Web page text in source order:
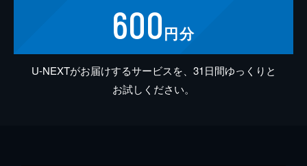
600円分
U-NEXTがお届けするサービスを、31日間ゆっくりと
お試しください。